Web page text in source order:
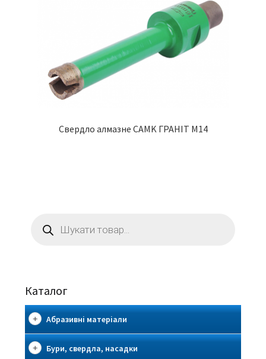
Свердло алмазне CAMK ГРАНІТ M14
товарів
Каталог
Абразивні матеріали
Бури, свердла, насадки